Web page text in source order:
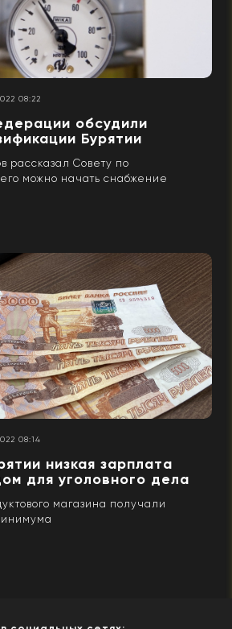
08:22
обсудили
Бурятии
рассказал Совету по
можно начать снабжение
08:14
низкая зарплата
для уголовного дела
магазина получали